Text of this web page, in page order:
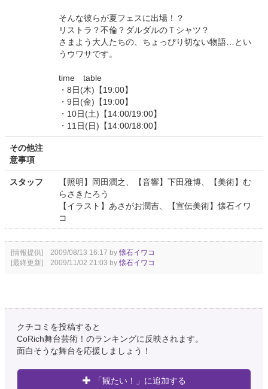
そんな彼らが夏フェスに出場！？
リストラ？不倫？ダルダルのＴシャツ？
さまよう大人たちの、ちょっぴり切ない物語…とい
うウワサです。
time table
・8日(木)【19:00】
・9日(金)【19:00】
・10日(土)【14:00/19:00】
・11日(日)【14:00/18:00】
その他注
意事項
スタッフ
【照明】岡田潤之、【音響】下田雅博、【美術】む
らさきたろう
【イラスト】あさがお潤吉、【宣伝美術】懐石イワ
コ
[情報提供] 2009/08/13 16:17 by懐石イワコ
[最終更新] 2009/11/02 21:03 by懐石イワコ
クチコミを投稿すると
CoRich舞台芸術！のランキングに反映されます。
面白そうな舞台を応援しましょう！
「観たい！」に追加する